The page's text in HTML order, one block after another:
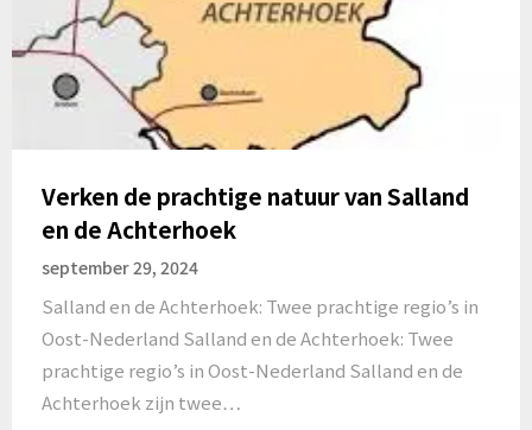
Verken de prachtige natuur van Salland
en de Achterhoek
september 29, 2024
Salland en de Achterhoek: Twee prachtige regio’s in
Oost-Nederland Salland en de Achterhoek: Twee
prachtige regio’s in Oost-Nederland Salland en de
Achterhoek zijn twee…